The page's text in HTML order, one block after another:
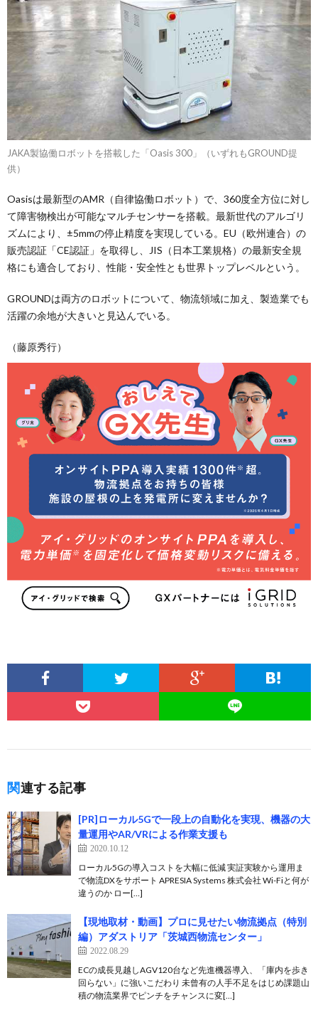
JAKA製協働ロボットを搭載した「Oasis 300」（いずれもGROUND提
供）
Oasisは最新型のAMR（自律協働ロボット）で、360度全方位に対し
て障害物検出が可能なマルチセンサーを搭載。最新世代のアルゴリ
ズムにより、±5mmの停止精度を実現している。EU（欧州連合）の
販売認証「CE認証」を取得し、JIS（日本工業規格）の最新安全規
格にも適合しており、性能・安全性とも世界トップレベルという。
GROUNDは両方のロボットについて、物流領域に加え、製造業でも
活躍の余地が大きいと見込んでいる。
（藤原秀行）
関連する記事
[PR]ローカル5Gで一段上の自動化を実現、機器の大
量運用やAR/VRによる作業支援も
2020.10.12
ローカル5Gの導入コストを大幅に低減 実証実験から運用ま
で物流DXをサポート APRESIA Systems 株式会社 Wi-Fiと何が
違うのか ロー[…]
【現地取材・動画】プロに見せたい物流拠点（特別
編）アダストリア「茨城西物流センター」
2022.08.29
ECの成長見越しAGV120台など先進機器導入、「庫内を歩き
回らない」に強いこだわり 未曾有の人手不足をはじめ課題山
積の物流業界でピンチをチャンスに変[…]